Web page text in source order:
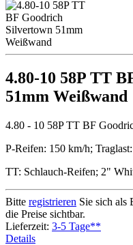
4.80-10 58P TT
51mm Weißwand
4.80 - 10 58P TT BF
P-Reifen: 150 km/h;
TT: Schlauch-Reifen; 2"
Bitte registrieren Sie sich als
die Preise sichtbar.
Lieferzeit: 3-5 Tage**
Details